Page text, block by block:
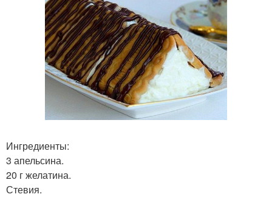
Ингредиенты:
3 апельсина.
20 г желатина.
Стевия.